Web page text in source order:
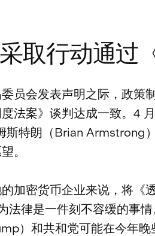
取行动通过
员会发表声明之际，政策
法案》谈判达成一致。4
斯特朗（Brian Armstrong
。
加密货币企业来说，将《
法律是一件刻不容缓的事
）和共和党可能在今年